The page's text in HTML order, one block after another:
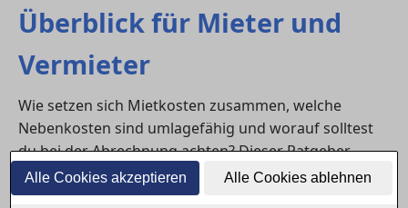
Alle Cookies akzeptieren Alle Cookies ablehnen
Überblick für Mieter und
Vermieter
Wie setzen sich Mietkosten zusammen, welche
Nebenkosten sind umlagefähig und worauf solltest
du bei der Abrechnung achten? Dieser Ratgeber
erklärt alle relevanten Punkte rund um
Betriebskosten, Heizkostenverteilung, steuerliche